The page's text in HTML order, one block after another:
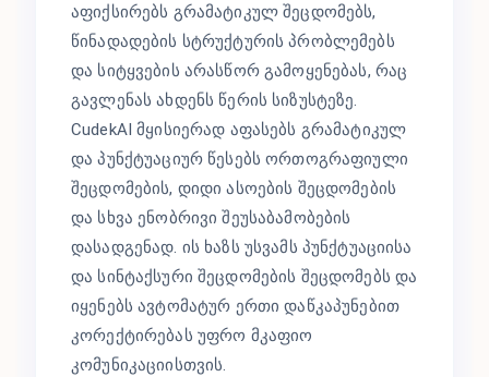
აფიქსირებს გრამატიკულ შეცდომებს,
წინადადების სტრუქტურის პრობლემებს
და სიტყვების არასწორ გამოყენებას, რაც
გავლენას ახდენს წერის სიზუსტეზე.
CudekAI მყისიერად აფასებს გრამატიკულ
და პუნქტუაციურ წესებს ორთოგრაფიული
შეცდომების, დიდი ასოების შეცდომების
და სხვა ენობრივი შეუსაბამობების
დასადგენად. ის ხაზს უსვამს პუნქტუაციისა
და სინტაქსური შეცდომების შეცდომებს და
იყენებს ავტომატურ ერთი დაწკაპუნებით
კორექტირებას უფრო მკაფიო
კომუნიკაციისთვის.